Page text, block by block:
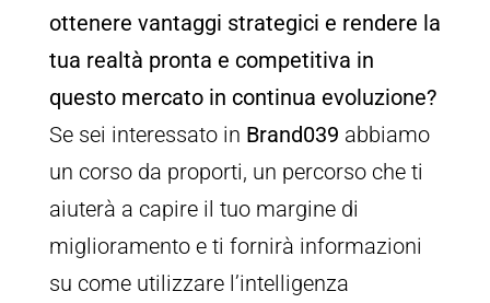
ottenere vantaggi strategici e rendere la
tua realtà pronta e competitiva in
questo mercato in continua evoluzione?
Se sei interessato in Brand039 abbiamo
un corso da proporti, un percorso che ti
aiuterà a capire il tuo margine di
miglioramento e ti fornirà informazioni
su come utilizzare l’intelligenza